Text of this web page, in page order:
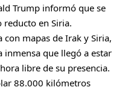
Trump informó que se
reducto en Siria.
mapas de Irak y Siria,
inmensa que llegó a estar
libre de su presencia.
88.000 kilómetros